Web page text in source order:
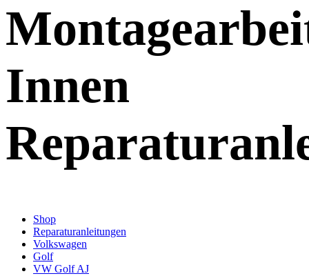
Innen
Shop
Reparaturanleitungen
Volkswagen
Golf
VW Golf AJ